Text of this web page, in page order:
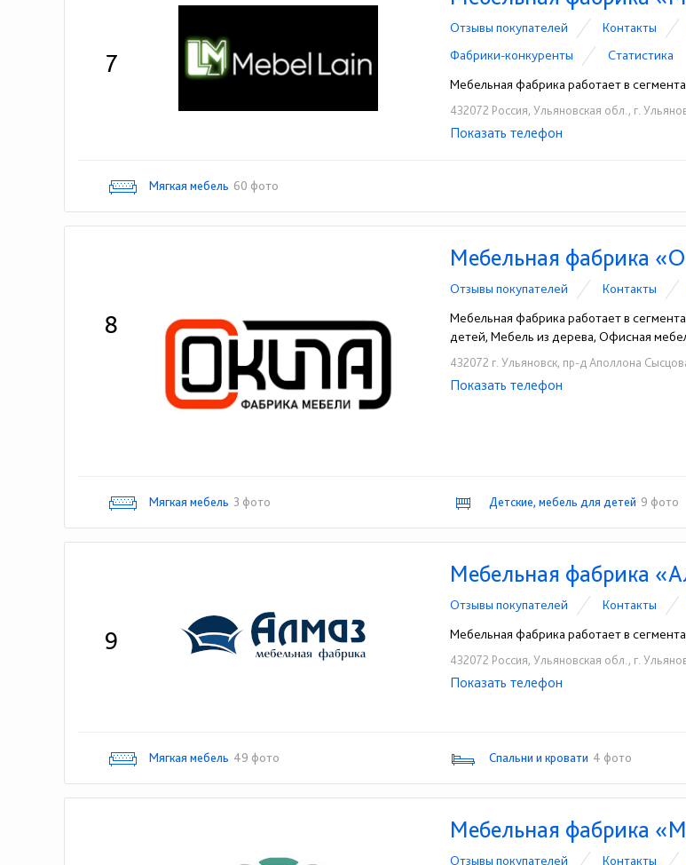
7
Отзывы покупателей Контакты
Фабрики-конкуренты
Статистика
Мебельная фабрика работает в
432072 Россия, Ульяновская обл., г.
☎+7 (902) 121-41-93
Показать телефон
Мягкая мебель 60 фото
8
Мебельная фабрика
Отзывы покупателей Контакты
Мебельная фабрика работает в
детей, Мебель из дерева, Офисная
432072 г. Ульяновск, пр-д Аполлона
☎+7 (929) 792-20-08
Показать телефон
Мягкая мебель 3 фото Детские, мебель для детей 9 фото
9
Мебельная фабрика
Отзывы покупателей Контакты
Мебельная фабрика работает в
432072 Россия, Ульяновская обл., г.
☎+7 (927) 811-07-44
Показать телефон
Мягкая мебель 49 фото Спальни и кровати 4 фото
Мебельная фабрика
Отзывы покупателей Контакты